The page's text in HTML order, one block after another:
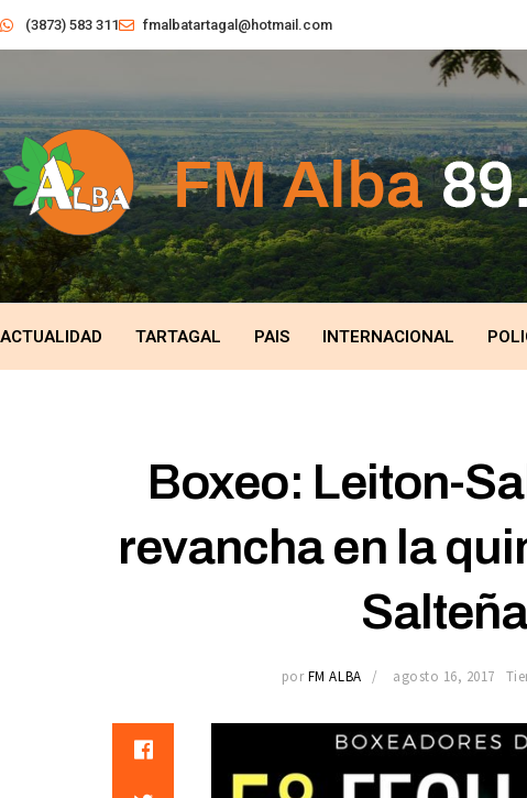
(3873) 583 311 fmalbatartagal@hotmail.com
ACTUALIDAD TARTAGAL PAIS INTERNACIONAL
Boxeo: Leiton-
revancha en la
por FM ALBA agosto 16, 2017